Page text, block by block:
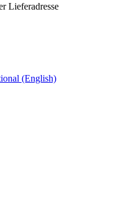
Lieferadresse
(English)